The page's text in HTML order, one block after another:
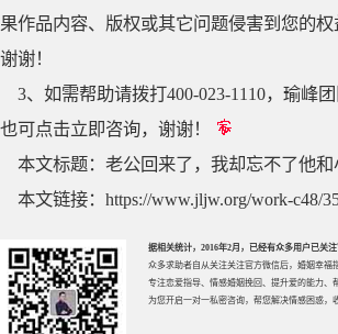
果作品内容、版权或其它问题侵害到您的
谢谢！
3、如需帮助请拨打400-023-1110，瑜峰
也可点击立即咨询，谢谢！
本文标题： 老公回来了，我却忘不了他
本文链接： https://www.jljw.org/work-c48/
据相关统计，2016年2月，已经有众多用户已关
众多求助者自从关注关注官方微信后，婚姻幸福
专注恋爱指导、 情感婚姻挽回 、提升爱的能力、
为您开启一对一私密咨询，帮您解决情感困惑，